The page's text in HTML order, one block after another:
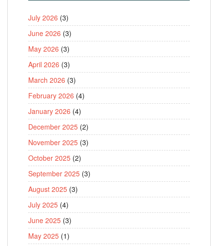
July 2026 (3)
June 2026 (3)
May 2026 (3)
April 2026 (3)
March 2026 (3)
February 2026 (4)
January 2026 (4)
December 2025 (2)
November 2025 (3)
October 2025 (2)
September 2025 (3)
August 2025 (3)
July 2025 (4)
June 2025 (3)
May 2025 (1)